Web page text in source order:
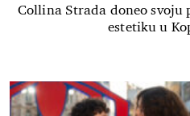
Collina Strada doneo
estetiku u